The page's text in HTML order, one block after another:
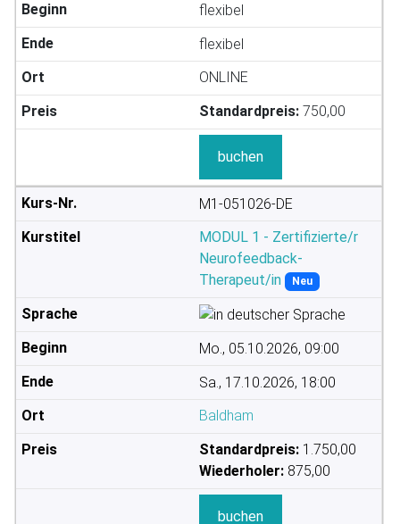
flexibel
flexibel
ONLINE
Standardpreis: 750,00
buchen
M1-051026-DE
MODUL 1 - Zertifizierte/r
Neurofeedback-
Therapeut/in
Neu
Mo., 05.10.2026, 09:00
Sa., 17.10.2026, 18:00
Baldham
Standardpreis: 1.750,00
Wiederholer: 875,00
buchen